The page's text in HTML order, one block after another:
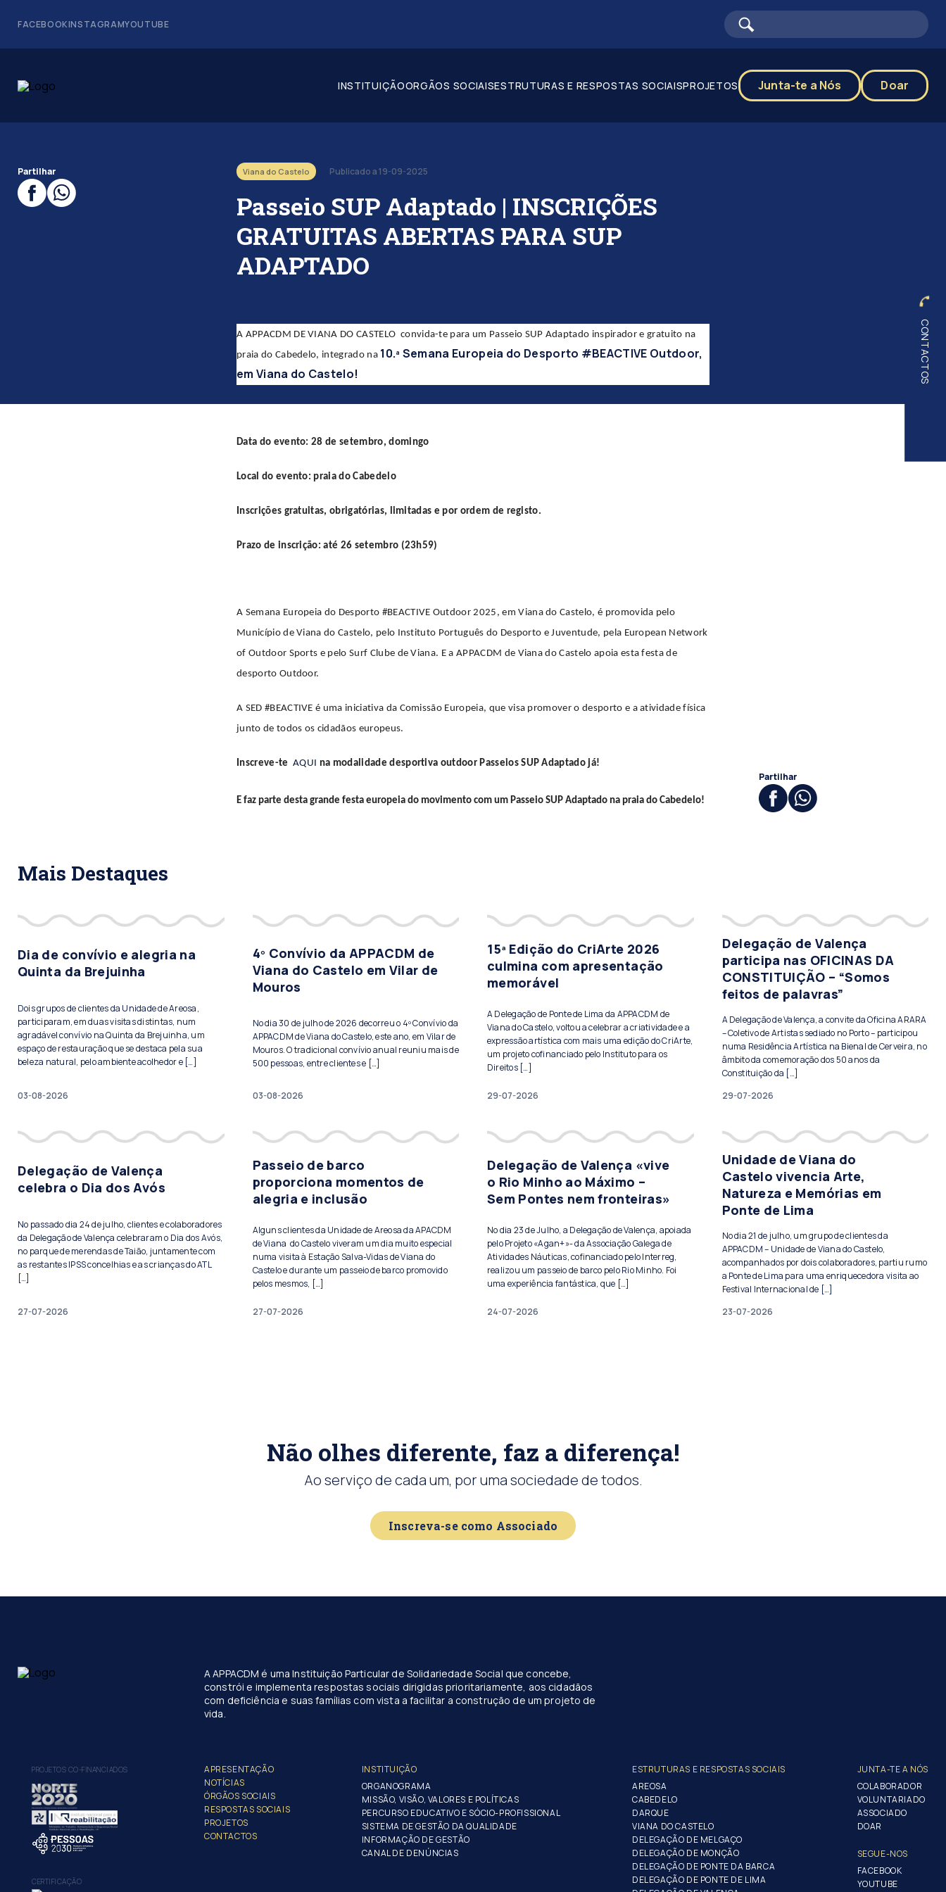
FACEBOOKINSTAGRAMYOUTUBE
CONTACTOS
INSTITUIÇÃOORGÃOS SOCIAISESTRUTURAS E RESPOSTAS SOCIAISPROJETOS Junta-te a Nós Doar
Partilhar Viana do Castelo Publicado a 19-09-2025
Passeio SUP Adaptado | INSCRIÇÕES
GRATUITAS ABERTAS PARA SUP
ADAPTADO
A APPACDM DE VIANA DO CASTELO convida-te para um Passeio SUP Adaptado inspirador e gratuito na
praia do Cabedelo, integrado na 10.ª Semana Europeia do Desporto #BEACTIVE Outdoor,
em Viana do Castelo!
Data do evento: 28 de setembro, domingo
Local do evento: praia do Cabedelo
Inscrições gratuitas, obrigatórias, limitadas e por ordem de registo.
Prazo de inscrição: até 26 setembro (23h59)
A Semana Europeia do Desporto #BEACTIVE Outdoor 2025, em Viana do Castelo, é promovida pelo
Município de Viana do Castelo, pelo Instituto Português do Desporto e Juventude, pela European Network
of Outdoor Sports e pelo Surf Clube de Viana. E a APPACDM de Viana do Castelo apoia esta festa de
desporto Outdoor.
A SED #BEACTIVE é uma iniciativa da Comissão Europeia, que visa promover o desporto e a atividade física
junto de todos os cidadãos europeus.
Inscreve-teAQUI na modalidade desportiva outdoor Passeios SUP Adaptado já!
E faz parte desta grande festa europeia do movimento com um Passeio SUP Adaptado na praia do Cabedelo!
Partilhar
Mais Destaques
Dia de convívio e alegria na
Quinta da Brejuinha
Dois grupos de clientes da Unidade de Areosa,
participaram, em duas visitas distintas, num
agradável convívio na Quinta da Brejuinha, um
espaço de restauração que se destaca pela sua
beleza natural, pelo ambiente acolhedor e […]
03-08-2026
4º Convívio da APPACDM de
Viana do Castelo em Vilar de
Mouros
No dia 30 de julho de 2026 decorreu o 4º Convívio da
APPACDM de Viana do Castelo, este ano, em Vilar de
Mouros. O tradicional convívio anual reuniu mais de
500 pessoas, entre clientes e […]
03-08-2026
15ª Edição do CriArte 2026
culmina com apresentação
memorável
A Delegação de Ponte de Lima da APPACDM de
Viana do Castelo, voltou a celebrar a criatividade e a
expressão artística com mais uma edição do CriArte,
um projeto cofinanciado pelo Instituto para os
Direitos […]
29-07-2026
Delegação de Valença
participa nas OFICINAS DA
CONSTITUIÇÃO – “Somos
feitos de palavras”
A Delegação de Valença, a convite da Oficina ARARA
– Coletivo de Artistas sediado no Porto – participou
numa Residência Artística na Bienal de Cerveira, no
âmbito da comemoração dos 50 anos da
Constituição da […]
29-07-2026
Delegação de Valença
celebra o Dia dos Avós
No passado dia 24 de julho, clientes e colaboradores
da Delegação de Valença celebraram o Dia dos Avós,
no parque de merendas de Taião, juntamente com
as restantes IPSS concelhias e as crianças do ATL
[…]
27-07-2026
Passeio de barco
proporciona momentos de
alegria e inclusão
Alguns clientes da Unidade de Areosa da APACDM
de Viana do Castelo viveram um dia muito especial
numa visita à Estação Salva-Vidas de Viana do
Castelo e durante um passeio de barco promovido
pelos mesmos, […]
27-07-2026
Delegação de Valença «vive
o Rio Minho ao Máximo –
Sem Pontes nem fronteiras»
No dia 23 de Julho, a Delegação de Valença, apoiada
pelo Projeto «Agan+»- da Associação Galega de
Atividades Náuticas, cofinanciado pelo Interreg,
realizou um passeio de barco pelo Rio Minho. Foi
uma experiência fantástica, que […]
24-07-2026
Unidade de Viana do
Castelo vivencia Arte,
Natureza e Memórias em
Ponte de Lima
No dia 21 de julho, um grupo de clientes da
APPACDM – Unidade de Viana do Castelo,
acompanhados por dois colaboradores, partiu rumo
a Ponte de Lima para uma enriquecedora visita ao
Festival Internacional de […]
23-07-2026
Não olhes diferente, faz a diferença!
Ao serviço de cada um, por uma sociedade de todos.
Inscreva-se como Associado
A APPACDM é uma Instituição Particular de Solidariedade Social que concebe,
constrói e implementa respostas sociais dirigidas prioritariamente, aos cidadãos
com deficiência e suas famílias com vista a facilitar a construção de um projeto de
vida.
PROJETOS CO-FINANCIADOS
CERTIFICAÇÃO
APRESENTAÇÃO
NOTÍCIAS
ÓRGÃOS SOCIAIS
RESPOSTAS SOCIAIS
PROJETOS
CONTACTOS
INSTITUIÇÃO
ORGANOGRAMA
MISSÃO, VISÃO, VALORES E POLÍTICAS
PERCURSO EDUCATIVO E SÓCIO-PROFISSIONAL
SISTEMA DE GESTÃO DA QUALIDADE
INFORMAÇÃO DE GESTÃO
CANAL DE DENÚNCIAS
ESTRUTURAS E RESPOSTAS SOCIAIS
AREOSA
CABEDELO
DARQUE
VIANA DO CASTELO
DELEGAÇÃO DE MELGAÇO
DELEGAÇÃO DE MONÇÃO
DELEGAÇÃO DE PONTE DA BARCA
DELEGAÇÃO DE PONTE DE LIMA
JUNTA-TE A NÓS
COLABORADOR
VOLUNTARIADO
ASSOCIADO
DOAR
SEGUE-NOS
FACEBOOK
YOUTUBE